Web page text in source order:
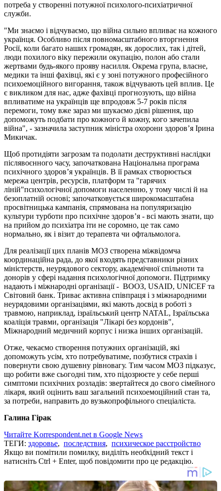
потреба у створенні потужної психолого-психіатричної
служби.
"Ми знаємо і відчуваємо, що війна сильно впливає на кожного
українця. Особливо після повномасштабного вторгнення
Росії, коли багато наших громадян, як дорослих, так і дітей,
люди похилого віку пережили окупацію, полон або стали
жертвами будь-якого прояву насилля. Окрема група, власне,
медики та інші фахівці, які є у зоні потужного професійного
психоемоційного вигорання, також відчувають цей вплив. Це
є викликом для нас, адже фахівці прогнозують, що війна
впливатиме на українців ще впродовж 5-7 років після
перемоги, тому вже зараз ми шукаємо дієві рішення, що
допоможуть подбати про кожного й кожну, кого зачепила
війна", - зазначила заступник міністра охорони здоров’я Ірина
Микичак.
Щоб протидіяти загрозам та подолати деструктивні наслідки
післявоєнного часу, започаткована Національна програма
психічного здоров’я українців. В її рамках створюється
мережа центрів, ресурсів, платформ та "гарячих
ліній"психологічної допомоги населенню, у тому числі й на
безоплатній основі; започатковується широкомасштабна
просвітницька кампанія, спрямована на популяризацію
культури турботи про психічне здоров’я - всі мають знати, що
на прийом до психіатра іти не соромно, це так само
нормально, як і візит до терапевта чи офтальмолога.
Для реалізації цих планів МОЗ створена міжвідомча
координаційна рада, до якої входять представники різних
міністерств, неурядового сектору, академічної спільноти та
донорів у сфері надання психологічної допомоги. Підтримку
надають і міжнародні організації - ВООЗ, USAID, UNICEF та
Світовий банк. Триває активна співпраця і з міжнародними
неурядовими організаціями, які мають досвід в роботі з
травмою, наприклад, ізраїльський центр NATAL, Ізраїльська
коаліція травми, організація "Лікарі без кордонів",
Міжнародний медичний корпус і низка інших організацій.
Отже, чекаємо створення потужних організацій, які
допоможуть усім, хто потребуватиме, позбутися страхів і
повернути свою душевну рівновагу. Тим часом МОЗ підказує,
що робити вже сьогодні тим, хто підозрюєте у себе перші
симптоми психічних розладів: звертайтеся до свого сімейного
лікаря, який оцінить ваш загальний психоемоційний стан та,
за потреби, направить до вузькопрофільного спеціаліста.
Галина Гірак
Читайте Korrespondent.net в Google News
ТЕГИ: здоровье, последствия, психическое расстройство
Якщо ви помітили помилку, виділіть необхідний текст і
натисніть Ctrl + Enter, щоб повідомити про це редакцію.